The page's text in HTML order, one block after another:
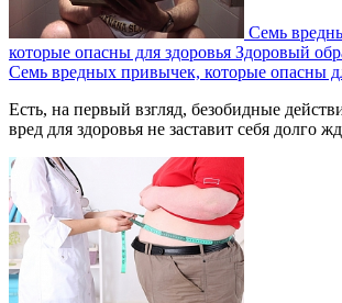
Семь
которые опасны для здоровья Здоровый
Семь вредных привычек, которые опасны
Есть, на первый взгляд, безобидные
вред для здоровья не заставит себя долго